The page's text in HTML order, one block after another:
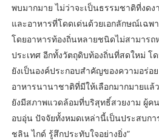
พบมากมาย ไม่ว่าจะเป็นธรรมชาติที่งด
และอาหารที่โดดเด่นด้วยเอกลักษณ์เฉ
โดยอาหารท้องถิ่นหลายชนิดไม่สามาร
ประเทศ อีกทั้งวัตถุดิบท้องถิ่นที่สดใหม่ โ
ยังเป็นองค์ประกอบสำคัญของความอร่อ
อาหารนานาชาติที่มีให้เลือกมากมายแล้
ยังมีสภาพแวดล้อมที่บริสุทธิ์สวยงาม ผู้ค
อบอุ่น ปัจจัยทั้งหมดเหล่านี้เป็นประสบก
ชลิน ไกด์ รู้สึกประทับใจอย่างยิ่ง”